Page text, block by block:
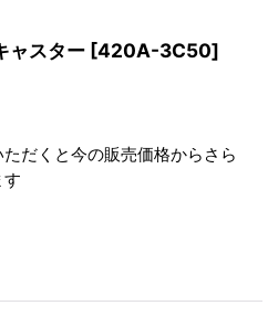
スター [420A-3C50]
だくと今の販売価格からさら
す